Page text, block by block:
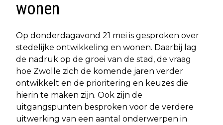
wonen
Op donderdagavond 21 mei is gesproken over
stedelijke ontwikkeling en wonen. Daarbij lag
de nadruk op de groei van de stad, de vraag
hoe Zwolle zich de komende jaren verder
ontwikkelt en de prioritering en keuzes die
hierin te maken zijn. Ook zijn de
uitgangspunten besproken voor de verdere
uitwerking van een aantal onderwerpen in